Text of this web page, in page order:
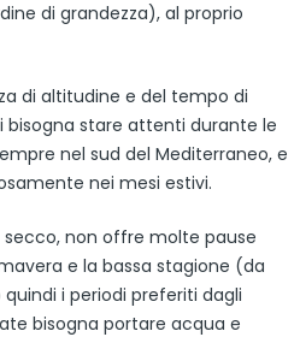
di grandezza), al proprio
di altitudine e del tempo di
bisogna stare attenti durante le
nel sud del Mediterraneo, e
nei mesi estivi.
secco, non offre molte pause
e la bassa stagione (da
i periodi preferiti dagli
bisogna portare acqua e